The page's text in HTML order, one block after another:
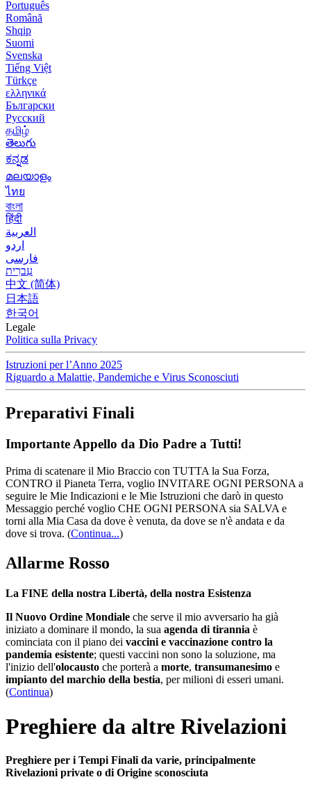
Português
Română
Shqip
Suomi
Svenska
Tiếng Việt
Türkçe
ελληνικά
Български
Русский
தமிழ்
తెలుగు
ಕನ್ನಡ
മലയാളം
ไทย
বাংলা
हिंदी
العربية
اردو
فارسی
עִברִית
中文 (简体)
日本語
한국어
Legale
Politica sulla Privacy
Istruzioni per l’Anno 2025
Riguardo a Malattie, Pandemiche e Virus Sconosciuti
Preparativi Finali
Importante Appello da Dio Padre a Tutti!
Prima di scatenare il Mio Braccio con TUTTA la Sua Forza,
CONTRO il Pianeta Terra, voglio INVITARE OGNI PERSONA a
seguire le Mie Indicazioni e le Mie Istruzioni che darò in questo
Messaggio perché voglio CHE OGNI PERSONA sia SALVA e
torni alla Mia Casa da dove è venuta, da dove se n'è andata e da
dove si trova. (Continua...)
Allarme Rosso
La FINE della nostra Libertà, della nostra Esistenza
Il Nuovo Ordine Mondiale che serve il mio avversario ha già
iniziato a dominare il mondo, la sua agenda di tirannia è
cominciata con il piano dei vaccini e vaccinazione contro la
pandemia esistente; questi vaccini non sono la soluzione, ma
l'inizio dell'olocausto che porterà a morte, transumanesimo e
impianto del marchio della bestia, per milioni di esseri umani.
(Continua)
Preghiere da altre Rivelazioni
Preghiere per i Tempi Finali da varie, principalmente
Rivelazioni private o di Origine sconosciuta